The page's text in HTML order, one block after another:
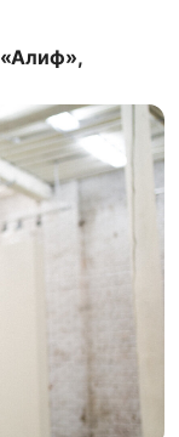
«Алиф»,